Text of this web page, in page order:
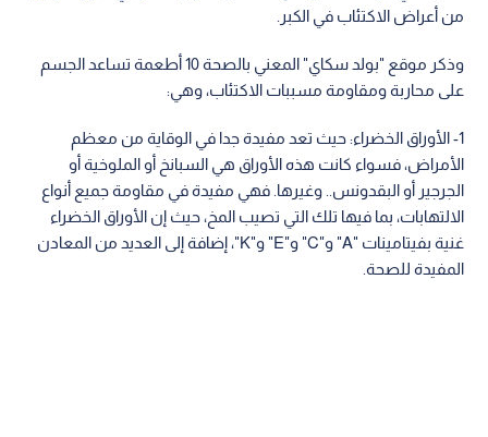
من أعراض الاكتئاب في الكبر.
وذكر موقع "بولد سكاي" المعني بالصحة 10 أطعمة تساعد الجسم
على محاربة ومقاومة مسببات الاكتئاب، وهي:
1- الأوراق الخضراء: حيث تعد مفيدة جدا في الوقاية من معظم
الأمراض، فسواء كانت هذه الأوراق هي السبانخ أو الملوخية أو
الجرجير أو البقدونس.. وغيرها. فهي مفيدة في مقاومة جميع أنواع
الالتهابات، بما فيها تلك التي تصيب المخ، حيث إن الأوراق الخضراء
غنية بفيتامينات "A" و"C" و"E" و"K"، إضافة إلى العديد من المعادن
المفيدة للصحة.